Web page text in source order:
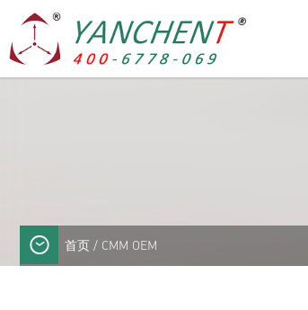
首页 / CMM OEM